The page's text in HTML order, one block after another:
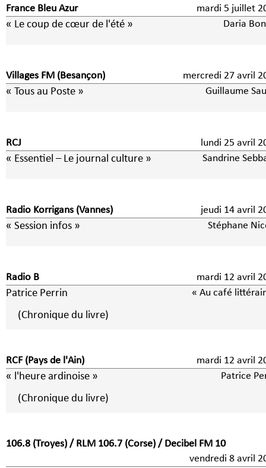
France Bleu Azur mardi 5 juillet
« Le coup de cœur de l'été » Daria
Villages FM (Besançon) mercredi 27 avril
« Tous au Poste » Guillaume
RCJ lundi 25 avril
« Essentiel – Le journal culture » Sandrine
Radio Korrigans (Vannes) jeudi 14 avril
« Session infos » Stéphane
Radio B mardi 12 avril
Patrice Perrin « Au café
(Chronique du livre)
RCF (Pays de l'Ain) mardi 12 avril
« l'heure ardinoise » Patrice
(Chronique du livre)
106.8 (Troyes) / RLM 106.7 (Corse) / Decibel FM 10
vendredi 8